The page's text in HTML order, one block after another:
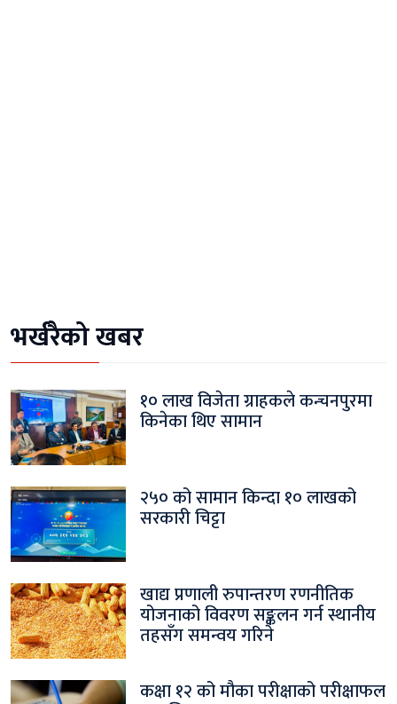
भर्खरैको खबर
१० लाख विजेता ग्राहकले कन्चनपुरमा
किनेका थिए सामान
२५० को सामान किन्दा १० लाखको
सरकारी चिट्टा
खाद्य प्रणाली रुपान्तरण रणनीतिक
योजनाको विवरण सङ्कलन गर्न स्थानीय
तहसँग समन्वय गरिने
कक्षा १२ को मौका परीक्षाको परीक्षाफल